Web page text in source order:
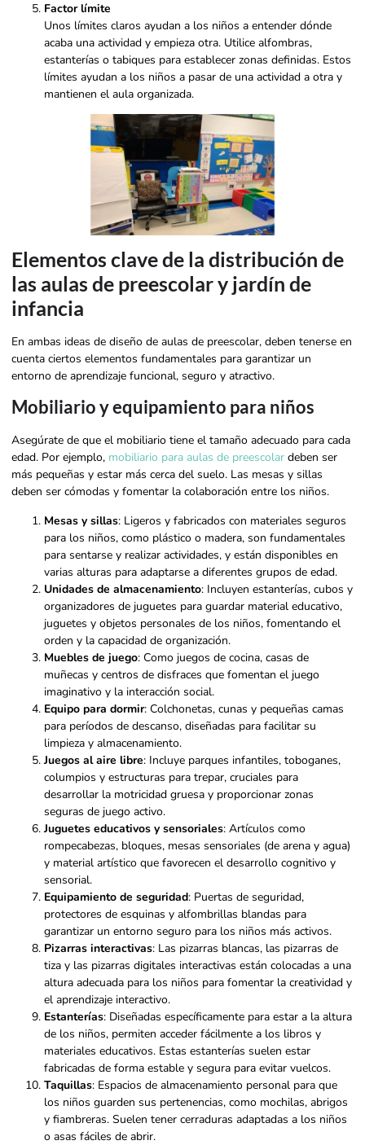
Factor límite
Unos límites claros ayudan a los niños a entender dónde
acaba una actividad y empieza otra. Utilice alfombras,
estanterías o tabiques para establecer zonas definidas. Estos
límites ayudan a los niños a pasar de una actividad a otra y
mantienen el aula organizada.
Elementos clave de la distribución de
las aulas de preescolar y jardín de
infancia
En ambas ideas de diseño de aulas de preescolar, deben tenerse en
cuenta ciertos elementos fundamentales para garantizar un
entorno de aprendizaje funcional, seguro y atractivo.
Mobiliario y equipamiento para niños
Asegúrate de que el mobiliario tiene el tamaño adecuado para cada
edad. Por ejemplo, mobiliario para aulas de preescolar deben ser
más pequeñas y estar más cerca del suelo. Las mesas y sillas
deben ser cómodas y fomentar la colaboración entre los niños.
Mesas y sillas: Ligeros y fabricados con materiales seguros
para los niños, como plástico o madera, son fundamentales
para sentarse y realizar actividades, y están disponibles en
varias alturas para adaptarse a diferentes grupos de edad.
Unidades de almacenamiento: Incluyen estanterías, cubos y
organizadores de juguetes para guardar material educativo,
juguetes y objetos personales de los niños, fomentando el
orden y la capacidad de organización.
Muebles de juego: Como juegos de cocina, casas de
muñecas y centros de disfraces que fomentan el juego
imaginativo y la interacción social.
Equipo para dormir: Colchonetas, cunas y pequeñas camas
para períodos de descanso, diseñadas para facilitar su
limpieza y almacenamiento.
Juegos al aire libre: Incluye parques infantiles, toboganes,
columpios y estructuras para trepar, cruciales para
desarrollar la motricidad gruesa y proporcionar zonas
seguras de juego activo.
Juguetes educativos y sensoriales: Artículos como
rompecabezas, bloques, mesas sensoriales (de arena y agua)
y material artístico que favorecen el desarrollo cognitivo y
sensorial.
Equipamiento de seguridad: Puertas de seguridad,
protectores de esquinas y alfombrillas blandas para
garantizar un entorno seguro para los niños más activos.
Pizarras interactivas: Las pizarras blancas, las pizarras de
tiza y las pizarras digitales interactivas están colocadas a una
altura adecuada para los niños para fomentar la creatividad y
el aprendizaje interactivo.
Estanterías: Diseñadas específicamente para estar a la altura
de los niños, permiten acceder fácilmente a los libros y
materiales educativos. Estas estanterías suelen estar
fabricadas de forma estable y segura para evitar vuelcos.
Taquillas: Espacios de almacenamiento personal para que
los niños guarden sus pertenencias, como mochilas, abrigos
y fiambreras. Suelen tener cerraduras adaptadas a los niños
o asas fáciles de abrir.